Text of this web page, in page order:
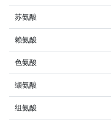
苏氨酸
赖氨酸
色氨酸
缬氨酸
组氨酸